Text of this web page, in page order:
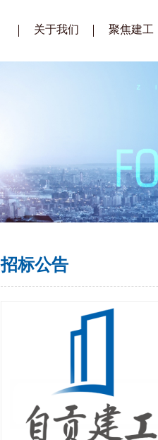
关于我们
组织架构
企业荣誉
公司视频
聚焦建工
招标公示
供应商库
招标公告